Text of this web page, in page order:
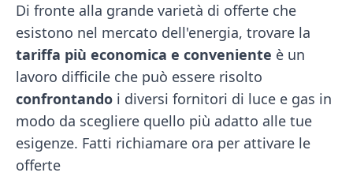
Di fronte alla grande varietà di offerte che
esistono nel mercato dell'energia, trovare la
tariffa più economica e conveniente è un
lavoro difficile che può essere risolto
confrontando i diversi fornitori di luce e gas in
modo da scegliere quello più adatto alle tue
esigenze. Fatti richiamare ora per attivare le
offerte